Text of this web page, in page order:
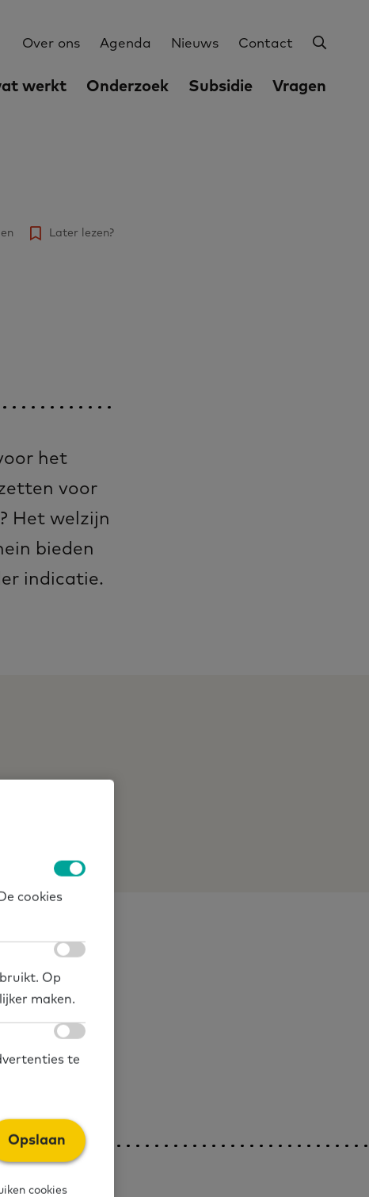
Utilities
Over ons Agenda Nieuws Contact
werkt Onderzoek Subsidie Vragen
Later lezen?
het
voor
Het welzijn
bieden
indicatie.
cookies
Op
maken.
te
Opslaan
cookies